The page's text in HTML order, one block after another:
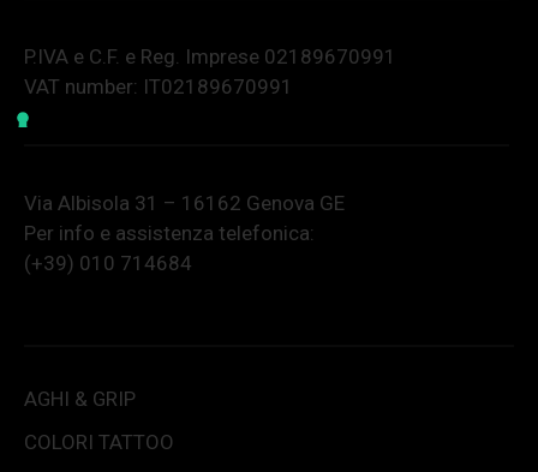
P.IVA e C.F. e Reg. Imprese 02189670991
VAT number: IT02189670991
Via Albisola 31 – 16162 Genova GE
Per info e assistenza telefonica:
(+39) 010 714684
AGHI & GRIP
COLORI TATTOO